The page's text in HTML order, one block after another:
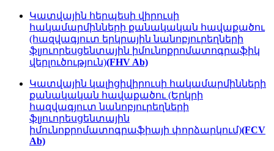
Կատվային հերպեսի վիրուսի
հակամարմինների քանակական հավաքածու
(հազվագյուտ երկրային նանոբյուրեղների
ֆլյուորեսցենտային իմունոքրոմատոգրաֆիկ
վերլուծություն)(FHV Ab)
Կատվային կալիցիվիրուսի հակամարմինների
քանակական հավաքածու (Երկրի
հազվագյուտ նանոբյուրեղների
ֆլյուորեսցենտային
իմունոքրոմատոգրաֆիայի փորձարկում)(FCV
Ab)